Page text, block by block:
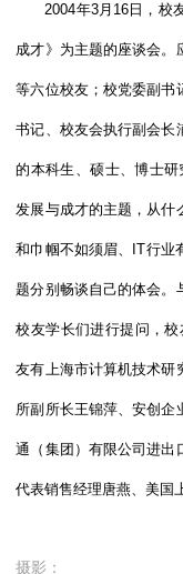
2004年3月16日，校
成才》为主题的座谈会。
等六位校友；校党委副书
书记、校友会执行副会长
的本科生、硕士、博士
发展与成才的主题，从什
和巾帼不如须眉、IT行业
题分别畅谈自己的体会。
校友学长们进行提问，
友有上海市计算机技术研
所副所长王锦萍、安创企
通（集团）有限公司进出
代表销售经理唐燕、美国
摄影：